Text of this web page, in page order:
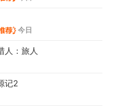
今日
人：旅人
记2